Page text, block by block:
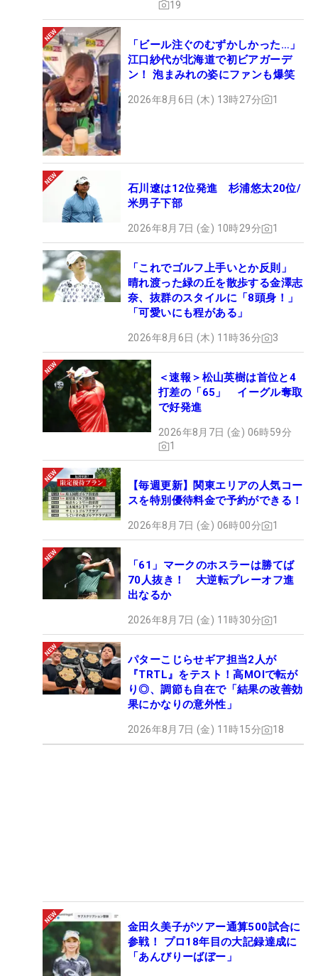
19
「ビール注ぐのむずかしかった…」
江口紗代が北海道で初ビアガーデ
ン！ 泡まみれの姿にファンも爆笑
2026年8月6日 (木) 13時27分 1
石川遼は12位発進 杉浦悠太20位/
米男子下部
2026年8月7日 (金) 10時29分 1
「これでゴルフ上手いとか反則」
晴れ渡った緑の丘を散歩する金澤志
奈、抜群のスタイルに「8頭身！」
「可愛いにも程がある」
2026年8月6日 (木) 11時36分 3
＜速報＞松山英樹は首位と4
打差の「65」 イーグル奪取
で好発進
2026年8月7日 (金) 06時59分
1
【毎週更新】関東エリアの人気コー
スを特別優待料金で予約ができる！
2026年8月7日 (金) 06時00分 1
「61」マークのホスラーは勝てば
70人抜き！ 大逆転プレーオフ進
出なるか
2026年8月7日 (金) 11時30分 1
パターこじらせギア担当2人が
『TRTL』をテスト！高MOIで転が
り◎、調節も自在で「結果の改善効
果にかなりの意外性」
2026年8月7日 (金) 11時15分 18
金田久美子がツアー通算500試合に
参戦！ プロ18年目の大記録達成に
「あんびりーばぼー」